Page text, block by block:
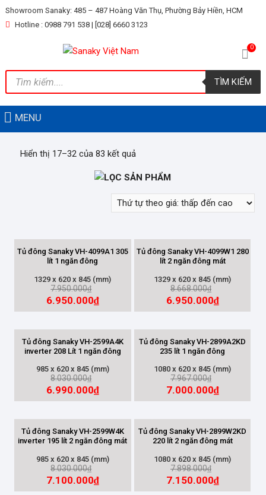
Skip
to
Showroom Sanaky: 485 – 487 Hoàng Văn Thụ, Phường Bảy Hiền, HCM
Hotline : 0988 791 538 | [028] 6660 3123
0
Tìm
kiếm
sản
TÌM KIẾM
MENU
LỌC THEO GIÁ
LOẠI TỦ
Tủ đông cánh thép
(31)
Tủ đông đứng
(4)
Tủ đông mặt kính
(6)
SỐ NGĂN
1 ngăn đông
(48)
2 ngăn (Đông+Mát)
(21)
Hiển thị 17–32 của 83 kết quả
LỌC SẢN PHẨM
Tủ đông Sanaky VH-4099A1 305
lít 1 ngăn đông
1329 x 620 x 845 (mm)
7.950.000₫
6.950.000₫
Tủ đông Sanaky VH-4099W1 280
lít 2 ngăn đông mát
1329 x 620 x 845 (mm)
8.668.000₫
6.950.000₫
Tủ đông Sanaky VH-2599A4K
inverter 208 Lít 1 ngăn đông
985 x 620 x 845 (mm)
8.030.000₫
6.990.000₫
Tủ đông Sanaky VH-2899A2KD
235 lít 1 ngăn đông
1080 x 620 x 845 (mm)
7.967.000₫
7.000.000₫
Tủ đông Sanaky VH-2599W4K
inverter 195 lít 2 ngăn đông mát
985 x 620 x 845 (mm)
8.030.000₫
7.100.000₫
Tủ đông Sanaky VH-2899W2KD
220 lít 2 ngăn đông mát
1080 x 620 x 845 (mm)
7.898.000₫
7.150.000₫